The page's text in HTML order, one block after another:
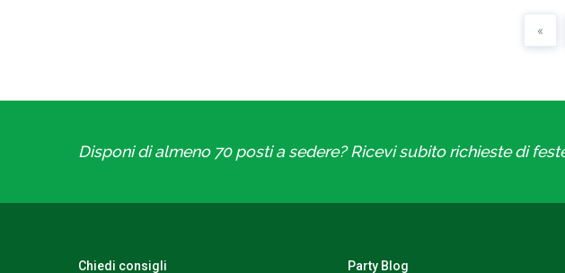
«
Disponi di almeno 70 posti a sedere? Ricevi subito richieste di
Chiedi consigli Party Blog